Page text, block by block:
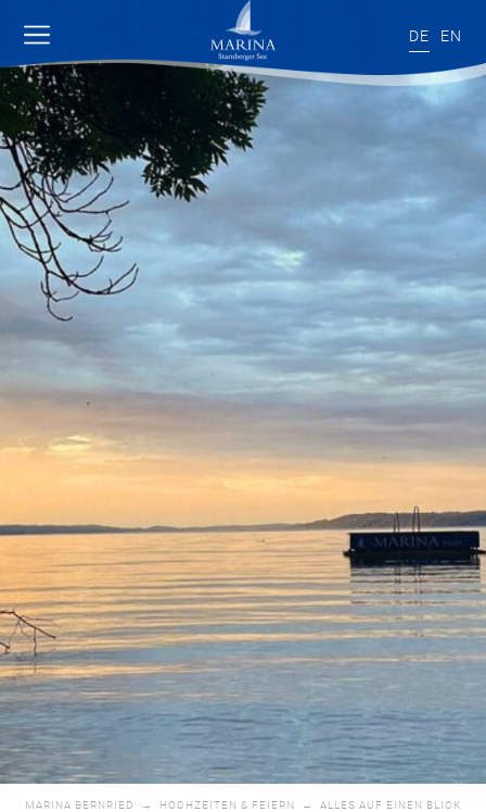
DE EN
MARINA BERNRIED → HOCHZEITEN & FEIERN → ALLES AUF EINEN BLICK